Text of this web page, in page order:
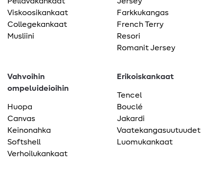
Viskoosikankaat
Collegekankaat
Musliini
Farkkukangas
French Terry
Resori
Romanit Jersey
Vahvoihin
ompeluideioihin
Huopa
Canvas
Keinonahka
Softshell
Verhoilukankaat
Erikoiskankaat
Tencel
Bouclé
Jakardi
Vaatekangasuutuudet
Luomukankaat